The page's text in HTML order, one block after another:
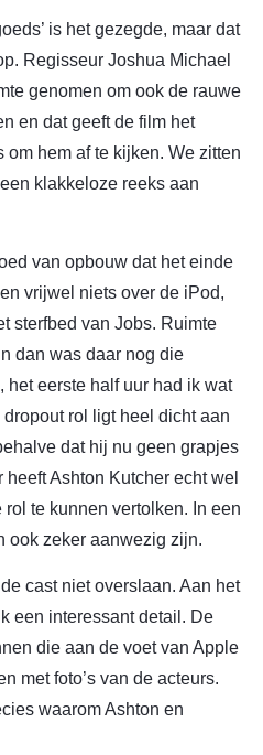
is het gezegde, maar dat
Regisseur Joshua Michael
genomen om ook de rauwe
en dat geeft de film het
hem af te kijken. We zitten
klakkeloze reeks aan
van opbouw dat het einde
vrijwel niets over de iPod,
sterfbed van Jobs. Ruimte
dan was daar nog die
het eerste half uur had ik wat
rol ligt heel dicht aan
dat hij nu geen grapjes
Ashton Kutcher echt wel
te kunnen vertolken. In een
ook zeker aanwezig zijn.
cast niet overslaan. Aan het
een interessant detail. De
die aan de voet van Apple
met foto’s van de acteurs.
waarom Ashton en